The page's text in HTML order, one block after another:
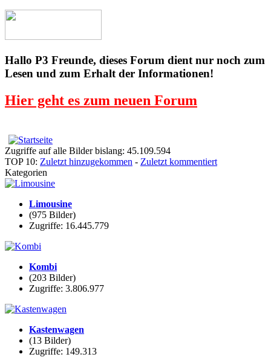
Hallo P3 Freunde, dieses Forum dient nur noch zum
Lesen und zum Erhalt der Informationen!
Hier geht es zum neuen Forum
Zugriffe auf alle Bilder bislang: 45.109.594
TOP 10: Zuletzt hinzugekommen - Zuletzt kommentiert
Kategorien
Limousine
(975 Bilder)
Zugriffe: 16.445.779
Kombi
(203 Bilder)
Zugriffe: 3.806.977
Kastenwagen
(13 Bilder)
Zugriffe: 149.313